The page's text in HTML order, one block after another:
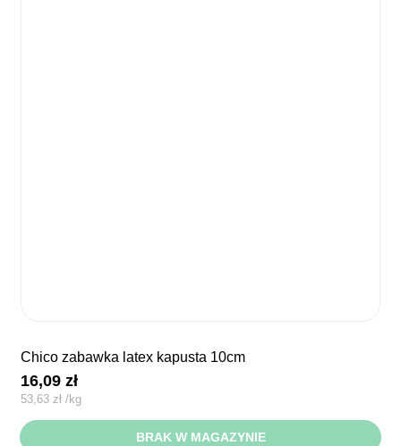
chico zabawka latex kapusta 10cm
16,09zł
53,63zł /kg
BRAK W MAGAZYNIE